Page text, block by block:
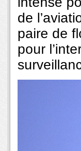
de
paire de
pour